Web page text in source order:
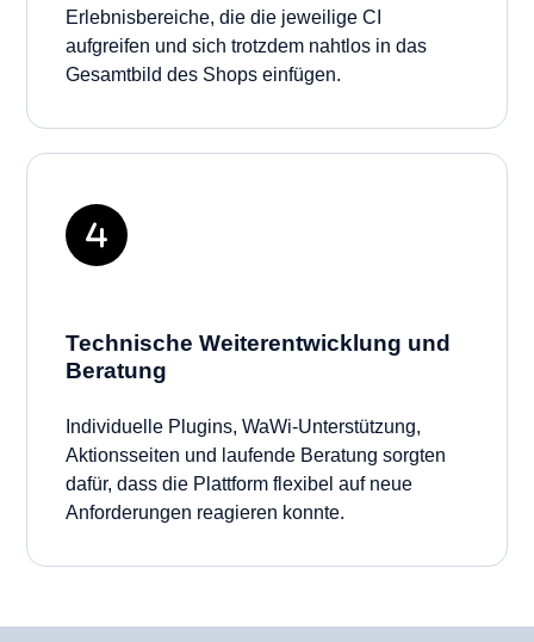
Erlebnisbereiche, die die jeweilige CI
aufgreifen und sich trotzdem nahtlos in das
Gesamtbild des Shops einfügen.
Technische Weiterentwicklung und
Beratung
Individuelle Plugins, WaWi-Unterstützung,
Aktionsseiten und laufende Beratung sorgten
dafür, dass die Plattform flexibel auf neue
Anforderungen reagieren konnte.